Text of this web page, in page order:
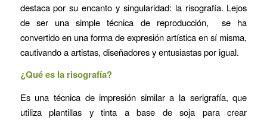
destaca por su encanto y singularidad: la risografía. Lejos
de ser una simple técnica de reproducción, se ha
convertido en una forma de expresión artística en sí misma,
cautivando a artistas, diseñadores y entusiastas por igual.
¿Qué es la risografía?
Es una técnica de impresión similar a la serigrafía, que
utiliza plantillas y tinta a base de soja para crear